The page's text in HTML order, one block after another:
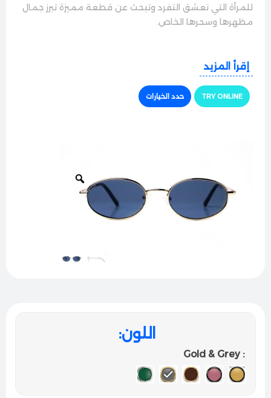
للمرأة التي تعشق التفرد وتبحث عن قطعة مميزة تبرز جمال
مظهرها وسحرها الخاص.
الجودة والراحة:
رفيع يجمع بذكاء بين خفة الوزن الفائقة والمتانة العالية،
مما يضمن لك راحة تامة ومقاومة ممتازة للاستخدام
واضحة جداً ونقية ومريحة للعينين في كل مشاوير النهار
والطلعات.
الأناقة والتفاصيل:يتميز الهيكل بالأذرع الانسيابية والنهايات
إقرأ المزيد
TRY ONLINE حدد الخيارات
اللون
: Gold & Grey